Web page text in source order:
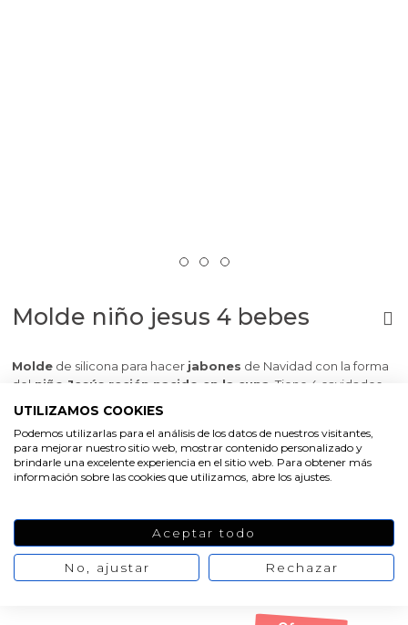
Molde niño jesus 4 bebes
Moldede silicona para hacer jabones de Navidad con la forma
del niño Jesús recién nacido en la cuna . Tiene 4 cavidades
Es desiliconay se caracteriza por serantiadherente, flexible
y resistente
. Trabajar con él es muy cómodo. Solo tienes que
fundir el jabón base de glicerina, añadirle esencia aromática y
desmoldar. Puedes resaltar los detalles del jabón terminado con
mica, nacarante, purpurina cosmética o pinturas para jabón. ¡Tus
creaciones DIY de Navidad
quedarán estupendas!
UTILIZAMOS COOKIES
Podemos utilizarlas para el análisis de los datos de nuestros visitantes,
para mejorar nuestro sitio web, mostrar contenido personalizado y
brindarle una excelente experiencia en el sitio web. Para obtener más
información sobre las cookies que utilizamos, abre los ajustes.
Aceptar todo
No, ajustar Rechazar